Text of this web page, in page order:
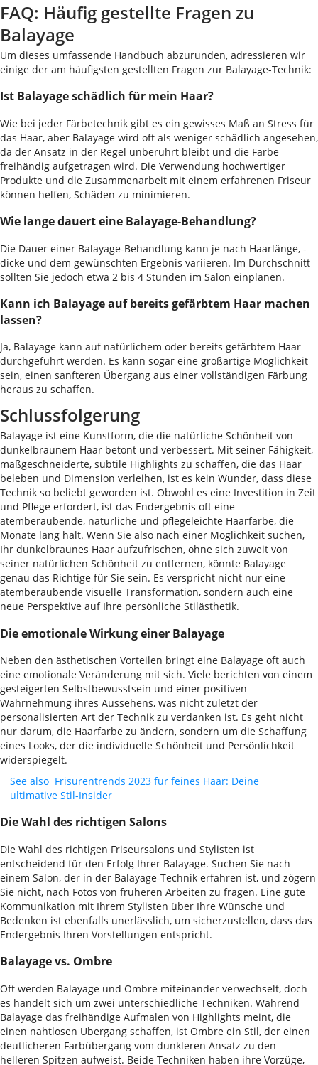
FAQ: Häufig gestellte Fragen zu
Balayage
Um dieses umfassende Handbuch abzurunden, adressieren wir
einige der am häufigsten gestellten Fragen zur Balayage-Technik:
Ist Balayage schädlich für mein Haar?
Wie bei jeder Färbetechnik gibt es ein gewisses Maß an Stress für
das Haar, aber Balayage wird oft als weniger schädlich angesehen,
da der Ansatz in der Regel unberührt bleibt und die Farbe
freihändig aufgetragen wird. Die Verwendung hochwertiger
Produkte und die Zusammenarbeit mit einem erfahrenen Friseur
können helfen, Schäden zu minimieren.
Wie lange dauert eine Balayage-Behandlung?
Die Dauer einer Balayage-Behandlung kann je nach Haarlänge, -
dicke und dem gewünschten Ergebnis variieren. Im Durchschnitt
sollten Sie jedoch etwa 2 bis 4 Stunden im Salon einplanen.
Kann ich Balayage auf bereits gefärbtem Haar machen
lassen?
Ja, Balayage kann auf natürlichem oder bereits gefärbtem Haar
durchgeführt werden. Es kann sogar eine großartige Möglichkeit
sein, einen sanfteren Übergang aus einer vollständigen Färbung
heraus zu schaffen.
Schlussfolgerung
Balayage ist eine Kunstform, die die natürliche Schönheit von
dunkelbraunem Haar betont und verbessert. Mit seiner Fähigkeit,
maßgeschneiderte, subtile Highlights zu schaffen, die das Haar
beleben und Dimension verleihen, ist es kein Wunder, dass diese
Technik so beliebt geworden ist. Obwohl es eine Investition in Zeit
und Pflege erfordert, ist das Endergebnis oft eine
atemberaubende, natürliche und pflegeleichte Haarfarbe, die
Monate lang hält. Wenn Sie also nach einer Möglichkeit suchen,
Ihr dunkelbraunes Haar aufzufrischen, ohne sich zuweit von
seiner natürlichen Schönheit zu entfernen, könnte Balayage
genau das Richtige für Sie sein. Es verspricht nicht nur eine
atemberaubende visuelle Transformation, sondern auch eine
neue Perspektive auf Ihre persönliche Stilästhetik.
Die emotionale Wirkung einer Balayage
Neben den ästhetischen Vorteilen bringt eine Balayage oft auch
eine emotionale Veränderung mit sich. Viele berichten von einem
gesteigerten Selbstbewusstsein und einer positiven
Wahrnehmung ihres Aussehens, was nicht zuletzt der
personalisierten Art der Technik zu verdanken ist. Es geht nicht
nur darum, die Haarfarbe zu ändern, sondern um die Schaffung
eines Looks, der die individuelle Schönheit und Persönlichkeit
widerspiegelt.
See also Frisurentrends 2023 für feines Haar: Deine
ultimative Stil-Insider
Die Wahl des richtigen Salons
Die Wahl des richtigen Friseursalons und Stylisten ist
entscheidend für den Erfolg Ihrer Balayage. Suchen Sie nach
einem Salon, der in der Balayage-Technik erfahren ist, und zögern
Sie nicht, nach Fotos von früheren Arbeiten zu fragen. Eine gute
Kommunikation mit Ihrem Stylisten über Ihre Wünsche und
Bedenken ist ebenfalls unerlässlich, um sicherzustellen, dass das
Endergebnis Ihren Vorstellungen entspricht.
Balayage vs. Ombre
Oft werden Balayage und Ombre miteinander verwechselt, doch
es handelt sich um zwei unterschiedliche Techniken. Während
Balayage das freihändige Aufmalen von Highlights meint, die
einen nahtlosen Übergang schaffen, ist Ombre ein Stil, der einen
deutlicheren Farbübergang vom dunkleren Ansatz zu den
helleren Spitzen aufweist. Beide Techniken haben ihre Vorzüge,